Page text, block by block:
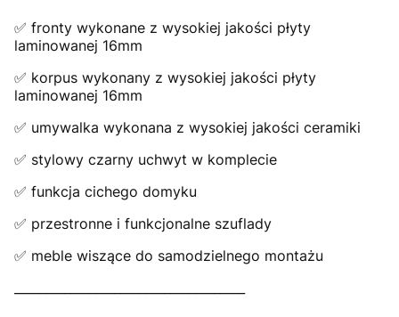
✅ fronty wykonane z wysokiej jakości płyty
laminowanej 16mm
✅ korpus wykonany z wysokiej jakości płyty
laminowanej 16mm
✅ umywalka wykonana z wysokiej jakości ceramiki
✅ stylowy czarny uchwyt w komplecie
✅ funkcja cichego domyku
✅ przestronne i funkcjonalne szuflady
✅ meble wiszące do samodzielnego montażu